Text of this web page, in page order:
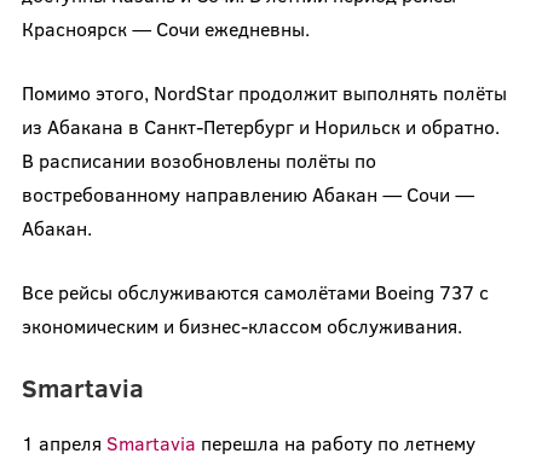
Красноярск — Сочи ежедневны.
Помимо этого, NordStar продолжит выполнять полёты
из Абакана в Санкт-Петербург и Норильск и обратно.
В расписании возобновлены полёты по
востребованному направлению Абакан — Сочи —
Абакан.
Все рейсы обслуживаются самолётами Boeing 737 с
экономическим и бизнес-классом обслуживания.
Smartavia
1 апреля Smartavia перешла на работу по летнему